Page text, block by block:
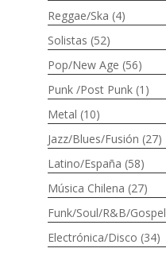
Reggae/Ska (4)
Solistas (52)
Pop/New Age (56)
Punk /Post Punk (1)
Metal (10)
Jazz/Blues/Fusión (27)
Latino/España (58)
Música Chilena (27)
Funk/Soul/R&B/Gospel
Electrónica/Disco (34)